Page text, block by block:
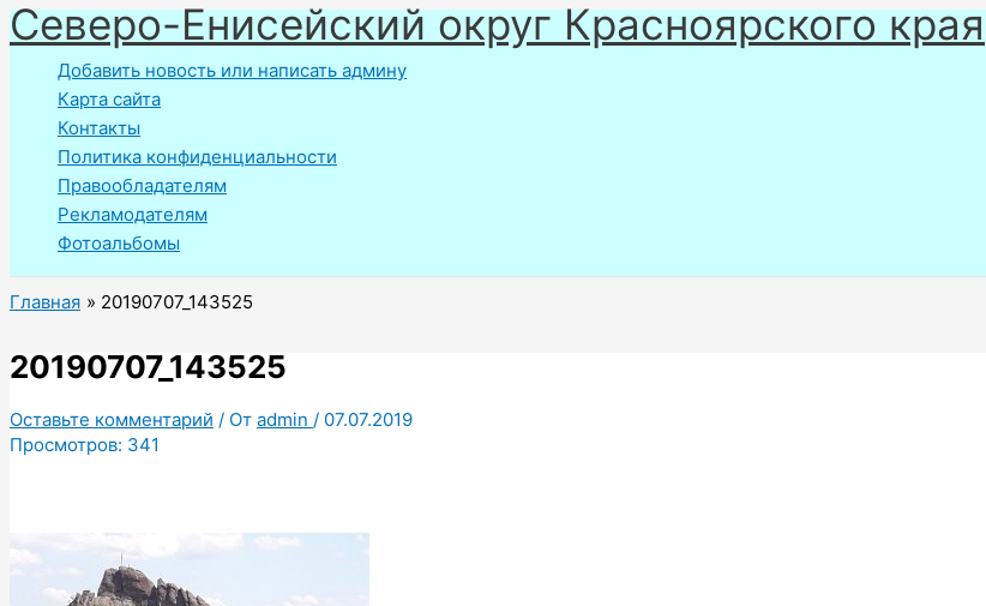
Перейти
к
содержимому
Северо-Енисейский округ Красноярского края
Добавить новость или написать админу
Карта сайта
Контакты
Политика конфиденциальности
Правообладателям
Рекламодателям
Фотоальбомы
Главная 20190707_143525
20190707_143525
Оставьте комментарий / От admin / 07.07.2019
Просмотров: 341